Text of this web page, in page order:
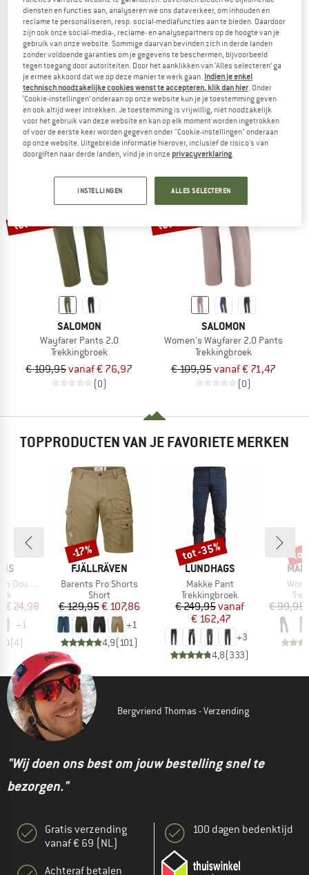
SALOMON
Outerpath Utility Pants
Trekkingbroek
€ 119,95€ 89,96
4,0(1)
SALOMON
Wayfarer Ease 2.0 Pants
Trekkingbroek
€ 99,95€ 74,96
(0)
tot -30%
SALOMON
Wayfarer Pants 2.0
Trekkingbroek
€ 109,95vanaf € 76,97
(0)
tot -35%
SALOMON
Women's Wayfarer 2.0 Pants
Trekkingbroek
€ 109,95vanaf € 71,47
(0)
TOPPRODUCTEN VAN JE FAVORIETE MERKEN
Off Pants
prijs
€ 24,98
+1
(4)
MERK
FJÄLLRÄVEN
Artikel
Barents Pro Shorts
Productgroep
Short
Prijs
€ 129,95Verlaagde prijs
€ 107,86
+1
4,9(101)
Korting
-17%
MERK
LUNDHAGS
Artikel
Makke Pant
Productgroep
Trekkingbroek
Prijs
€ 249,95Verlaagde prijs
vanaf
€ 162,47
+3
4,8(333)
Korting
tot -35%
€ 99,95
Bergvriend Thomas - Verzending
"Wij doen ons best om jouw bestelling snel te
bezorgen."
Gratis verzending
vanaf € 69 (NL)
Achteraf betalen
100 dagen bedenktijd
diensten en functies aan, analyseren we ons dataverkeer, om inhouden en
reclame te personaliseren, resp. social-mediafuncties aan te bieden. Daardoor
zijn ook onze social-media-, reclame- en analysepartners op de hoogte van je
gebruik van onze website. Sommige daarvan bevinden zich in derde landen
zonder voldoende garanties om je gegevens te beschermen, bijvoorbeeld
tegen toegang door autoriteiten. Door het aanklikken van ‘Alles selecteren’ ga
je ermee akkoord dat we op deze manier te werk gaan. Indien je enkel
technisch noodzakelijke cookies wenst te accepteren, klik dan hier . Onder
‘Cookie-instellingen’ onderaan op onze website kun je je toestemming geven
en ook altijd weer intrekken. Je toestemming is vrijwillig, niet noodzakelijk
voor het gebruik van deze website en kan op elk moment worden ingetrokken
of voor de eerste keer worden gegeven onder "Cookie-instellingen" onderaan
op onze website. Uitgebreide informatie hierover, inclusief de risico's van
doorgiften naar derde landen, vind je in onze privacyverklaring
INSTELLINGEN ALLES SELECTEREN